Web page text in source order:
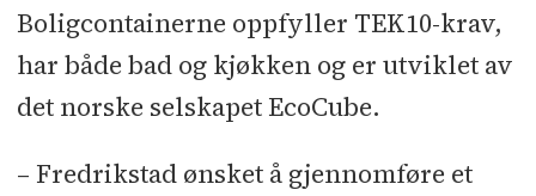
Uniteam.
Kilde: Ecocube.no
Boligcontainerne oppfyller TEK10-krav,
har både bad og kjøkken og er utviklet av
det norske selskapet EcoCube.
– Fredrikstad ønsket å gjennomføre et